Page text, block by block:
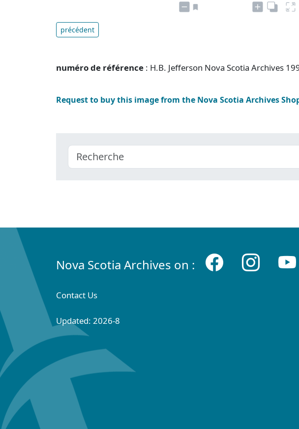
précédent
numéro de référence : H.B. Jefferson Nova Scotia Archives
Request to buy this image from the Nova Scotia Archives
Nova Scotia Archives on :
Contact Us
Updated: 2026-8